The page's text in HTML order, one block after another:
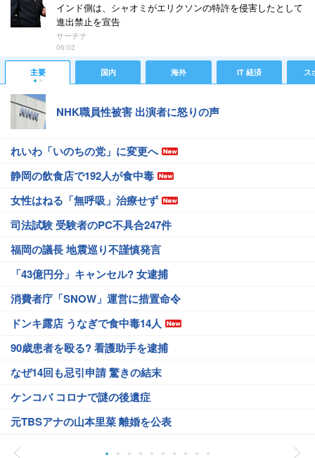
インド側は、シャオミがエリクソンの特許を侵害したとして
進出禁止を宣告
サーチナ
06:02
主要 国内 海外 IT 経済 ス
NHK職員性被害 出演者に怒りの声
れいわ「いのちの党」に変更へ
静岡の飲食店で192人が食中毒
女性はねる「無呼吸」治療せず
司法試験 受験者のPC不具合247件
福岡の議長 地震巡り不謹慎発言
「43億円分」キャンセル? 女逮捕
消費者庁「SNOW」運営に措置命令
ドンキ露店 うなぎで食中毒14人
90歳患者を殴る? 看護助手を逮捕
なぜ14回も忌引申請 驚きの結末
ケンコバ コロナで謎の後遺症
元TBSアナの山本里菜 離婚を公表